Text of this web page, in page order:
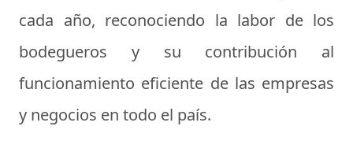
cada año, reconociendo la labor de los
bodegueros y su contribución al
funcionamiento eficiente de las empresas
y negocios en todo el país.